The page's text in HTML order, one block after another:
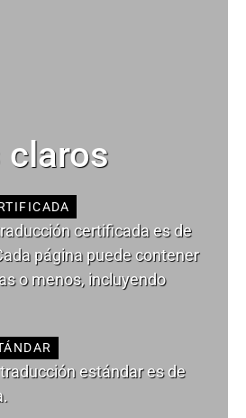
claros
certificada es de
página puede contener
o menos, incluyendo
estándar es de